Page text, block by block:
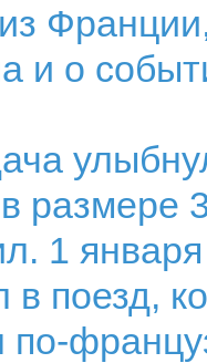
и о
размере
1
в поезд,
по-